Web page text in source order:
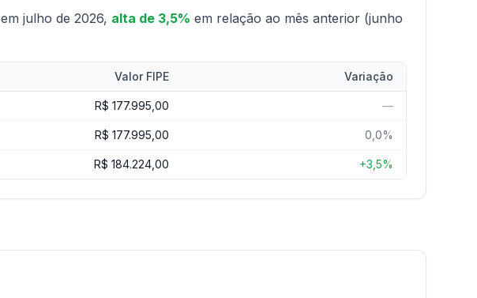
em julho de 2026, alta de 3,5% em relação ao mês anterior (junho
Valor FIPE Variação
R$ 177.995,00 —
R$ 177.995,00 0,0%
R$ 184.224,00 +3,5%